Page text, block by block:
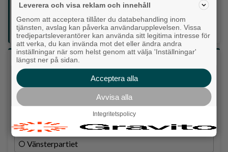
Din enda lokaltidning som kommer på papper och är helt
GRATIS!
Lokalpressen, på webben, i brevlådan och sociala medier.
Vilket parti skulle du rösta på om det var val
idag?
Socialdemokraterna
Moderaterna
Vänsterpartiet
Leverera och visa reklam och innehåll
Genom att acceptera tillåter du databehandling inom
tjänsten, avslag kan påverka användarupplevelsen. Vissa
tredjepartsleverantörer kan använda sitt legitima intresse för
att verka, du kan invända mot det eller ändra andra
inställningar när som helst genom att välja 'Inställningar'
längst ner på sidan.
Acceptera alla
Avvisa alla
Integritetspolicy